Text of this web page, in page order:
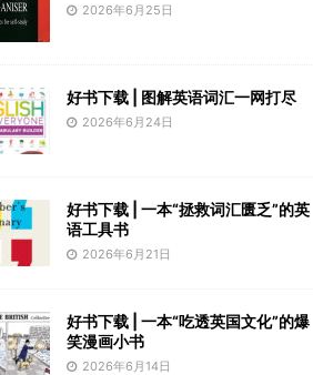
2026年6月25日
好书下载 | 图解英语词汇一网打尽
2026年6月24日
好书下载 | 一本“拯救词汇匮乏”的英
语工具书
2026年6月21日
好书下载 | 一本“吃透英国文化”的爆
笑漫画小书
2026年6月14日